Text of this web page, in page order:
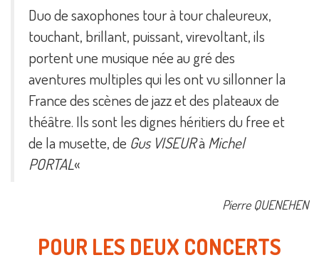
Duo de saxophones tour à tour chaleureux,
touchant, brillant, puissant, virevoltant, ils
portent une musique née au gré des
aventures multiples qui les ont vu sillonner la
France des scènes de jazz et des plateaux de
théâtre. Ils sont les dignes héritiers du free et
de la musette, de Gus VISEURà Michel
PORTAL«
Pierre QUENEHEN
POUR LES DEUX CONCERTS